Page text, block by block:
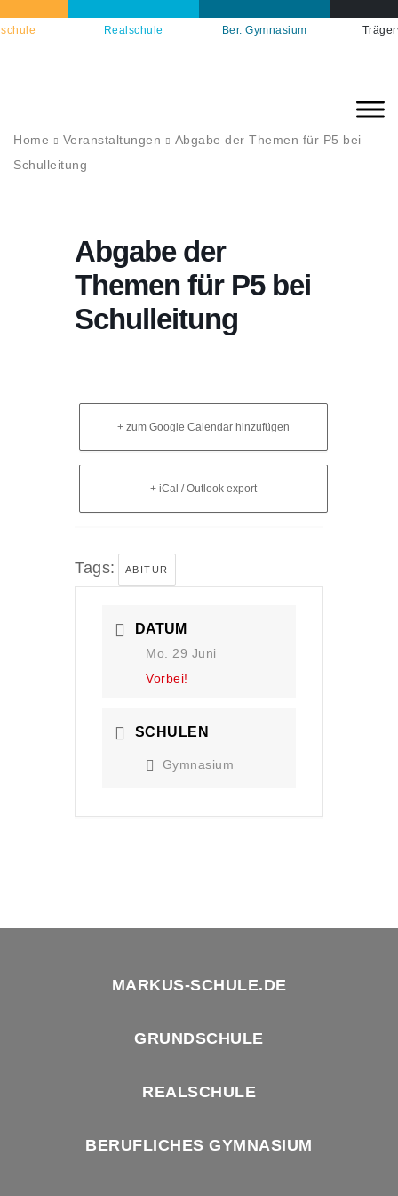
Realschule Ber. Gymnasium
Home Veranstaltungen
Abgabe der Themen für P5 bei
Schulleitung
Abgabe der
Themen für P5 bei
Schulleitung
+ zum Google Calendar hinzufügen
+ iCal / Outlook export
Tags: ABITUR
DATUM
Mo. 29 Juni
Vorbei!
SCHULEN
Gymnasium
MARKUS-SCHULE.DE
GRUNDSCHULE
REALSCHULE
BERUFLICHES GYMNASIUM